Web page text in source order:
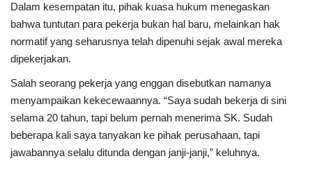
Dalam kesempatan itu, pihak kuasa hukum menegaskan
bahwa tuntutan para pekerja bukan hal baru, melainkan hak
normatif yang seharusnya telah dipenuhi sejak awal mereka
dipekerjakan.
Salah seorang pekerja yang enggan disebutkan namanya
menyampaikan kekecewaannya. “Saya sudah bekerja di sini
selama 20 tahun, tapi belum pernah menerima SK. Sudah
beberapa kali saya tanyakan ke pihak perusahaan, tapi
jawabannya selalu ditunda dengan janji-janji,” keluhnya.